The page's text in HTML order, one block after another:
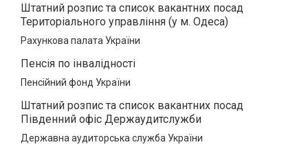
Штатний розпис та список вакантних посад
Територіального управління (у м. Одеса)
Рахункова палата України
Пенсія по інвалідності
Пенсійний фонд України
Штатний розпис та список вакантних посад
Південний офіс Держаудитслужби
Державна аудиторська служба України